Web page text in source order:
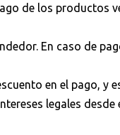
de los productos
En caso de
en el pago,
legales